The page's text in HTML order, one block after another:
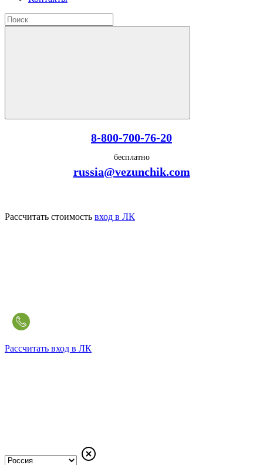
8-800-700-76-20
бесплатно
russia@vezunchik.com
Рассчитать стоимость вход в ЛК
Рассчитать вход в ЛК